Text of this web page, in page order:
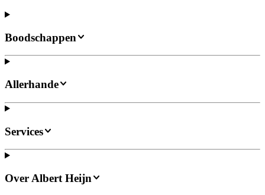
Boodschappen
Allerhande
Services
Over Albert Heijn